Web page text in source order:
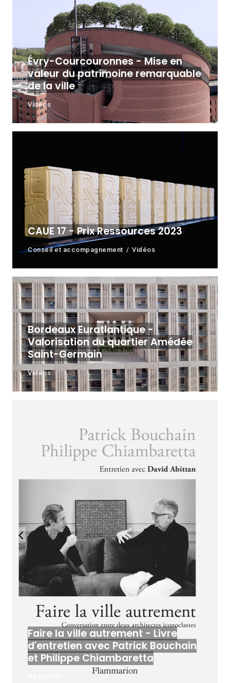
Évry-Courcouronnes - Mise en
valeur du patrimoine remarquable
de la ville
Vidéos
CAUE 17 - Prix Ressources 2023
Conseil et accompagnement Vidéos
Bordeaux Euratlantique -
Valorisation du quartier Amédée
Saint-Germain
Vidéos
Faire la ville autrement - Livre
d'entretien avec Patrick Bouchain
et Philippe Chiambaretta